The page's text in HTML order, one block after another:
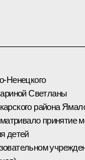
Ненецкого
Светланы
района
принятие
детей